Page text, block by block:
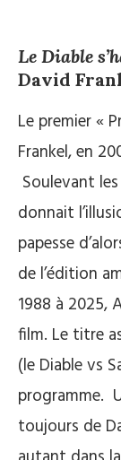
Le Diable
David
Le premier «
Frankel, en
Soulevant
donnait
papesse
de l’édition
1988 à 2025,
film. Le titre
(le Diable vs
programme.
toujours de